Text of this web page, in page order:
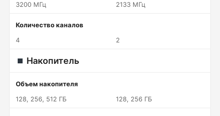
3200 МГц
2133 МГц
Количество каналов
4
2
Накопитель
Объем накопителя
128, 256, 512 ГБ
128, 256 ГБ